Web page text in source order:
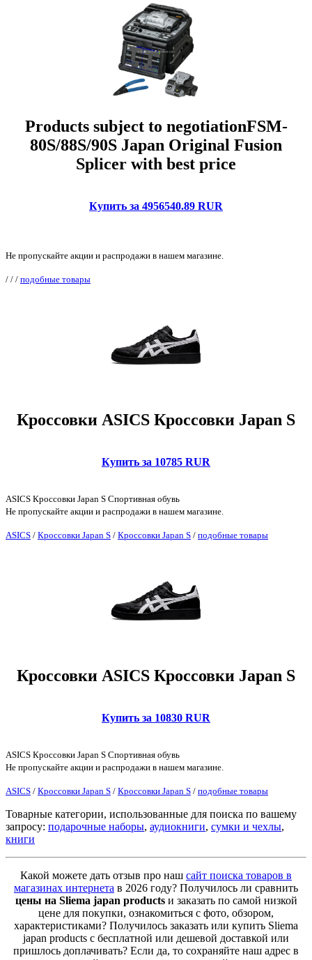
Products subject to negotiationFSM-
80S/88S/90S Japan Original Fusion
Splicer with best price
Купить за 4956540.89 RUR
Не пропускайте акции и распродажи в нашем магазине.
/ / / подобные товары
Кроссовки ASICS Кроссовки Japan S
Купить за 10785 RUR
ASICS Кроссовки Japan S Спортивная обувь
Не пропускайте акции и распродажи в нашем магазине.
ASICS / Кроссовки Japan S / Кроссовки Japan S / подобные товары
Кроссовки ASICS Кроссовки Japan S
Купить за 10830 RUR
ASICS Кроссовки Japan S Спортивная обувь
Не пропускайте акции и распродажи в нашем магазине.
ASICS / Кроссовки Japan S / Кроссовки Japan S / подобные товары
Товарные категории, использованные для поиска по вашему
запросу: подарочные наборы, аудиокниги, сумки и чехлы,
книги
Какой можете дать отзыв про наш сайт поиска товаров в
магазинах интернета в 2026 году? Получилось ли сравнить
цены на Sliema japan productsи заказать по самой низкой
цене для покупки, ознакомиться с фото, обзором,
характеристиками? Получилось заказать или купить Sliema
japan products с бесплатной или дешевой доставкой или
пришлось доплачивать? Если да, то сохраняйте наш адрес в